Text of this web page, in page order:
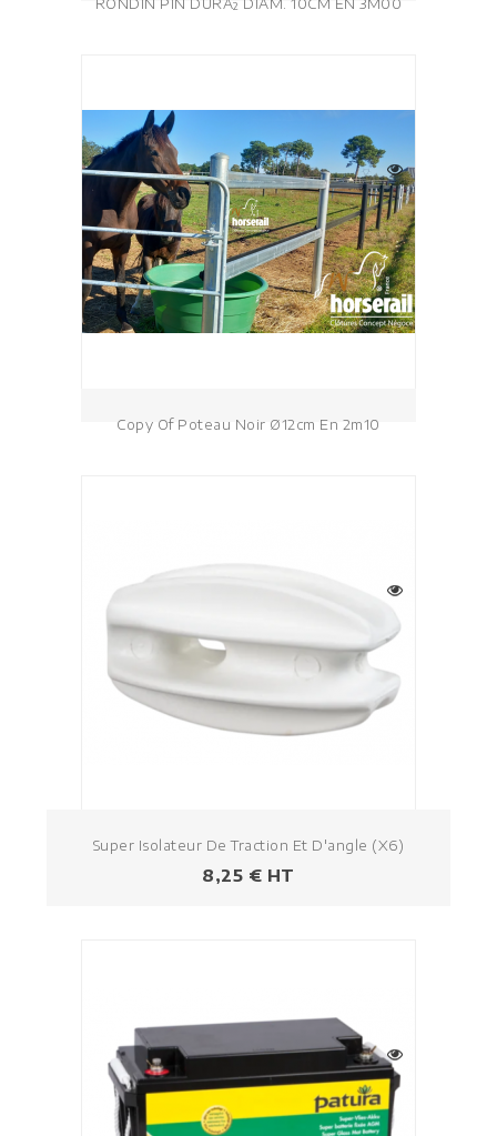
Copy Of Poteau Noir Ø12cm En 2m10
Super Isolateur De Traction Et D'angle (x6)
Prezzo
8,25 € HT